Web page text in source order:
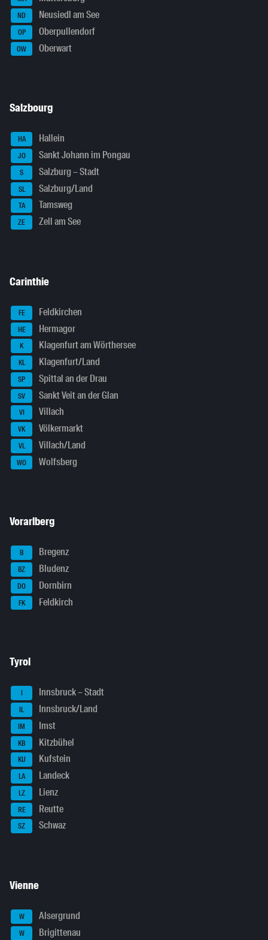
ND Neusiedl am See
OP Oberpullendorf
OW Oberwart
Salzbourg
HA Hallein
JO Sankt Johann im Pongau
S Salzburg – Stadt
SL Salzburg/Land
TA Tamsweg
ZE Zell am See
Carinthie
FE Feldkirchen
HE Hermagor
K Klagenfurt am Wörthersee
KL Klagenfurt/Land
SP Spittal an der Drau
SV Sankt Veit an der Glan
VI Villach
VK Völkermarkt
VL Villach/Land
WO Wolfsberg
Vorarlberg
B Bregenz
BZ Bludenz
DO Dornbirn
FK Feldkirch
Tyrol
I Innsbruck – Stadt
IL Innsbruck/Land
IM Imst
KB Kitzbühel
KU Kufstein
LA Landeck
LZ Lienz
RE Reutte
SZ Schwaz
Vienne
W Alsergrund
W Brigittenau